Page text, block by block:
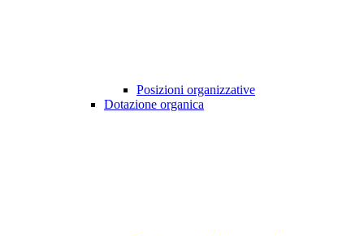
Posizioni organizzative
Dotazione organica